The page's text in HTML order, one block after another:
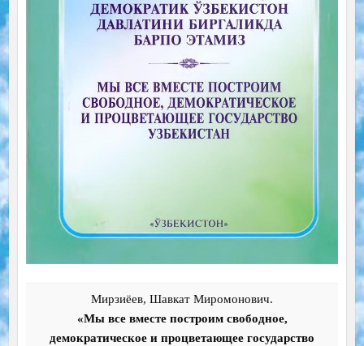
Мирзиёев, Шавкат Миромонович.
«Мы все вместе построим свободное,
демократическое и процветающее государство